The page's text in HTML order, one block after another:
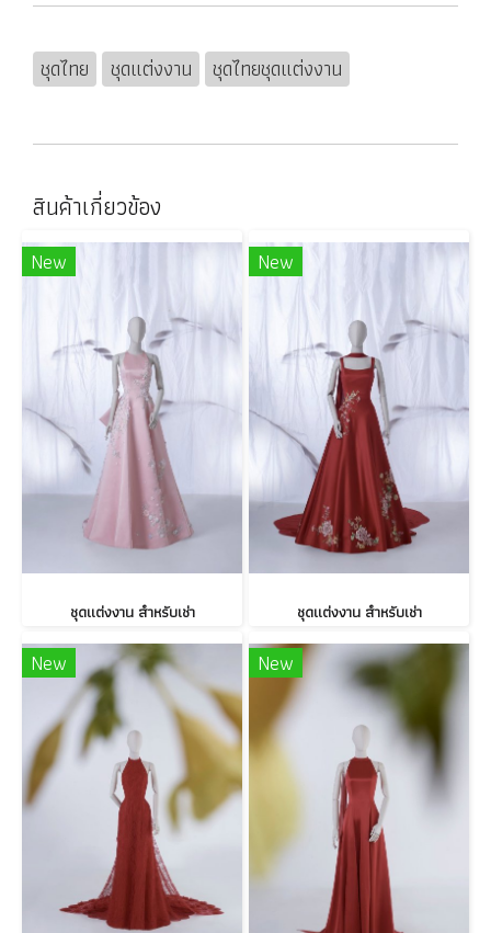
ชุดไทย ชุดแต่งงาน ชุดไทยชุดแต่งงาน
สินค้าเกี่ยวข้อง
New
ชุดแต่งงาน สำหรับเช่า
New
ชุดแต่งงาน สำหรับเช่า
New New